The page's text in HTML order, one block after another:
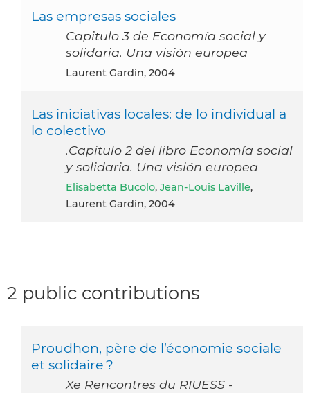
Las empresas sociales
Capitulo 3 de Economía social y
solidaria. Una visión europea
Laurent Gardin, 2004
Las iniciativas locales: de lo individual a
lo colectivo
.Capitulo 2 del libro Economía social
y solidaria. Una visión europea
Elisabetta Bucolo, Jean-Louis Laville,
Laurent Gardin, 2004
2 public contributions
Proudhon, père de l’économie sociale
et solidaire ?
Xe Rencontres du RIUESS -